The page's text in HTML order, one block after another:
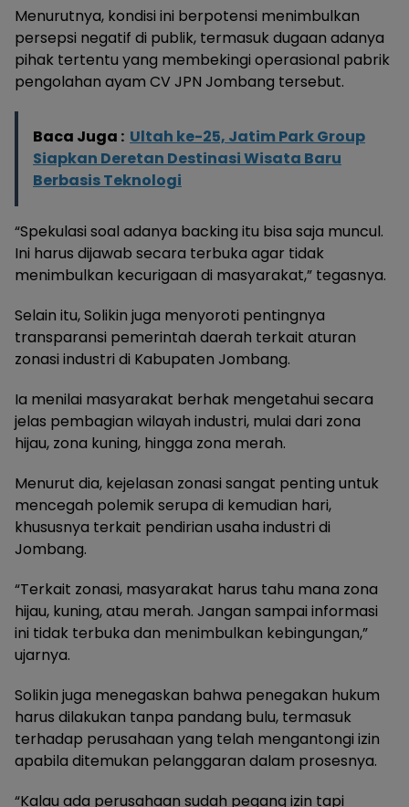
Menurutnya, kondisi ini berpotensi menimbulkan
persepsi negatif di publik, termasuk dugaan adanya
pihak tertentu yang membekingi operasional pabrik
pengolahan ayam CV JPN Jombang tersebut.
Baca Juga : Ultah ke-25, Jatim Park Group
Siapkan Deretan Destinasi Wisata Baru
Berbasis Teknologi
“Spekulasi soal adanya backing itu bisa saja muncul.
Ini harus dijawab secara terbuka agar tidak
menimbulkan kecurigaan di masyarakat,” tegasnya.
Selain itu, Solikin juga menyoroti pentingnya
transparansi pemerintah daerah terkait aturan
zonasi industri di Kabupaten Jombang.
Ia menilai masyarakat berhak mengetahui secara
jelas pembagian wilayah industri, mulai dari zona
hijau, zona kuning, hingga zona merah.
Menurut dia, kejelasan zonasi sangat penting untuk
mencegah polemik serupa di kemudian hari,
khususnya terkait pendirian usaha industri di
Jombang.
“Terkait zonasi, masyarakat harus tahu mana zona
hijau, kuning, atau merah. Jangan sampai informasi
ini tidak terbuka dan menimbulkan kebingungan,”
ujarnya.
Solikin juga menegaskan bahwa penegakan hukum
harus dilakukan tanpa pandang bulu, termasuk
terhadap perusahaan yang telah mengantongi izin
apabila ditemukan pelanggaran dalam prosesnya.
“Kalau ada perusahaan sudah pegang izin tapi